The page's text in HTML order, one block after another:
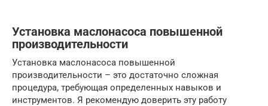
Установка маслонасоса повышенной
производительности
Установка маслонасоса повышенной
производительности – это достаточно сложная
процедура, требующая определенных навыков и
инструментов. Я рекомендую доверить эту работу